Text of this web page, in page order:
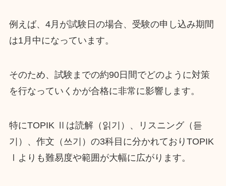
例えば、4月が試験日の場合、受験の申し込み期間
は1月中になっています。
そのため、試験までの約90日間でどのように対策
を行なっていくかが合格に非常に影響します。
特にTOPIK Ⅱは読解（읽기）、リスニング（듣
기）、作文（쓰기）の3科目に分かれておりTOPIK
Ⅰよりも難易度や範囲が大幅に広がります。